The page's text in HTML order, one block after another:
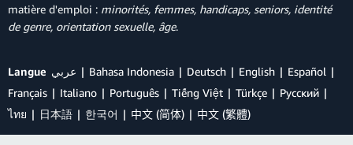
matière d'emploi : minorités, femmes, handicaps, seniors, identité
de genre, orientation sexuelle, âge.
Langue عربي Bahasa Indonesia Deutsch English
Español
Français
Italiano Português Tiếng Việt Türkçe
Ρусский
ไทย
日本語 한국어 中文 (简体) 中文 (繁體)